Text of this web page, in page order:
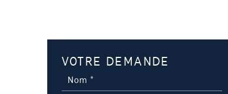
VOTRE DEMANDE